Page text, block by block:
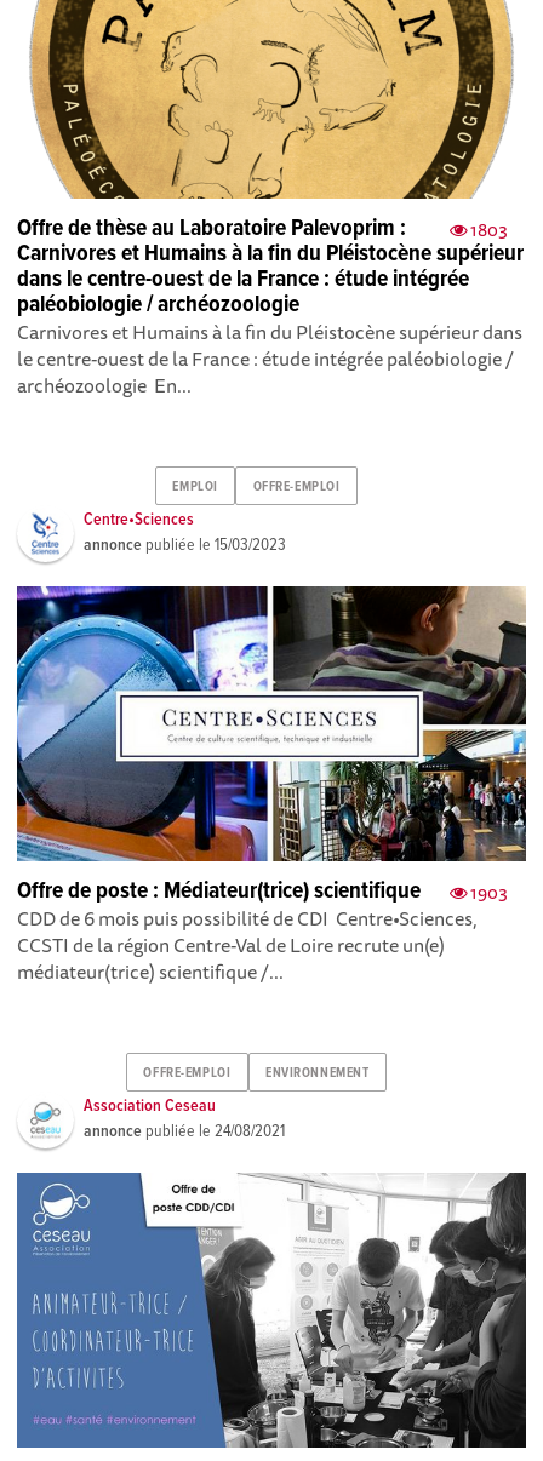
1803
Offre de thèse au Laboratoire Palevoprim :
Carnivores et Humains à la fin du Pléistocène supérieur
dans le centre-ouest de la France : étude intégrée
paléobiologie / archéozoologie
Carnivores et Humains à la fin du Pléistocène supérieur dans
le centre-ouest de la France : étude intégrée paléobiologie /
archéozoologie En...
EMPLOI OFFRE-EMPLOI
Centre•Sciences
annonce publiée le15/03/2023
1903
Offre de poste : Médiateur(trice) scientifique
CDD de 6 mois puis possibilité de CDI Centre•Sciences,
CCSTI de la région Centre-Val de Loire recrute un(e)
médiateur(trice) scientifique /...
OFFRE-EMPLOI ENVIRONNEMENT
Association Ceseau
annonce publiée le24/08/2021